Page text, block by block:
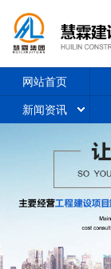
网站首页
新闻资讯